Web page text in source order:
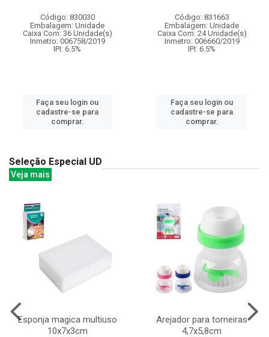
Código: 830030
Embalagem: Unidade
Caixa Com: 36 Unidade(s)
Inmetro: 006758/2019
IPI: 6.5%
Faça seu login ou
cadastre-se para
comprar.
Código: 831663
Embalagem: Unidade
Caixa Com: 24 Unidade(s)
Inmetro: 006660/2019
IPI: 6.5%
Faça seu login ou
cadastre-se para
comprar.
Seleção Especial UD
Veja mais
Esponja magica multiuso
10x7x3cm
Arejador para torneiras
4,7x5,8cm